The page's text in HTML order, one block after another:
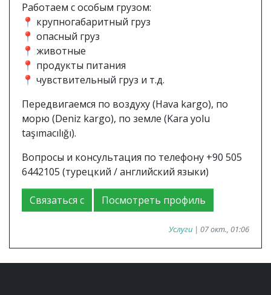
Работаем с особым грузом:
📍 крупногабаритный груз
📍 опасный груз
📍 животные
📍 продукты питания
📍 чувствительный груз и т.д.
Передвигаемся по воздуху (Hava kargo), по
морю (Deniz kargo), по земле (Kara yolu
taşımacılığı).
Вопросы и консультация по телефону +90 505
6442105 (турецкий / английский языки)
Связаться с Посмотреть профиль
Услуги | 07 окт., 01:06